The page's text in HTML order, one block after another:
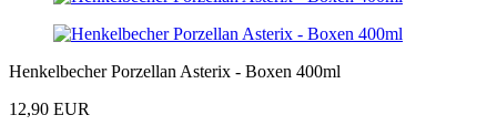
Henkelbecher Porzellan Asterix - Boxen 400ml
12,90 EUR